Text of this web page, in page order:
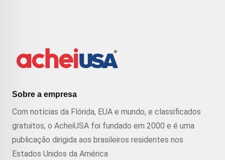
Sobre a empresa
Com notícias da Flórida, EUA e mundo, e classificados
gratuitos, o AcheiUSA foi fundado em 2000 e é uma
publicação dirigida aos brasileiros residentes nos
Estados Unidos da América